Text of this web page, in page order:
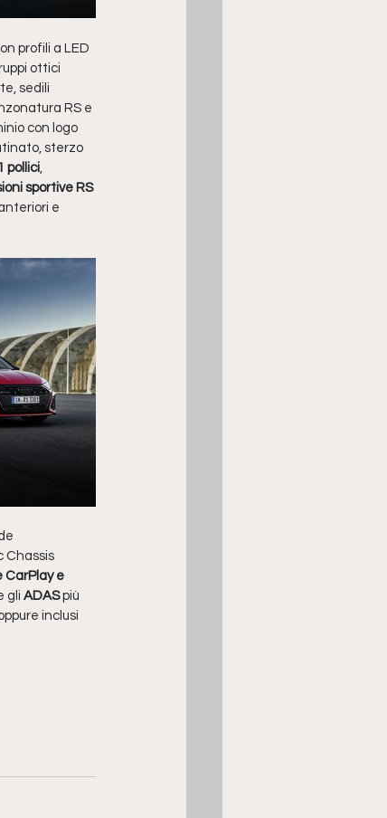
profili a LED
ottici
sedili
RS e
con logo
sterzo
pollici
sportive RS
e
Chassis
CarPlay e
gli ADAS più
inclusi